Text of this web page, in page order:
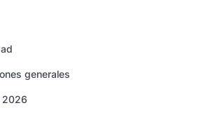
generales